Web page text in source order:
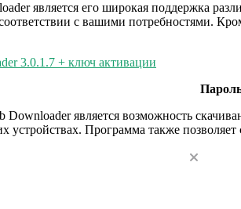
является его широкая поддержка
с вашими потребностями.
3.0.1.7 + ключ активации
является возможность
устройствах. Программа также